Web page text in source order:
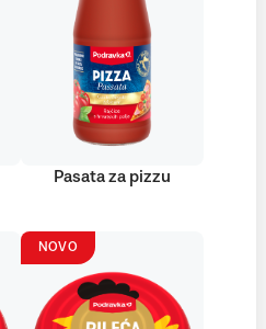
Pasata za pizzu
NOVO